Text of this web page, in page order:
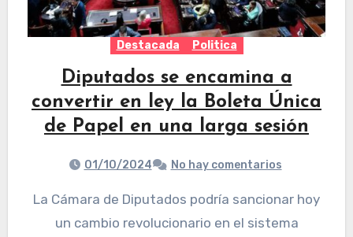
Destacada Politica
Diputados se encamina a
convertir en ley la Boleta Única
de Papel en una larga sesión
01/10/2024 No hay comentarios
La Cámara de Diputados podría sancionar hoy
un cambio revolucionario en el sistema